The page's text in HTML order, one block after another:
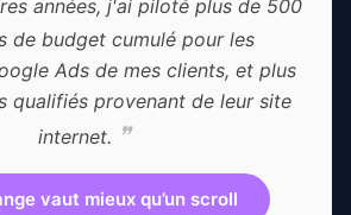
années, j'ai piloté plus de 500
de budget cumulé pour les
Ads de mes clients, et plus
qualifiés provenant de leur site
internet. ❞
vaut mieux qu’un scroll